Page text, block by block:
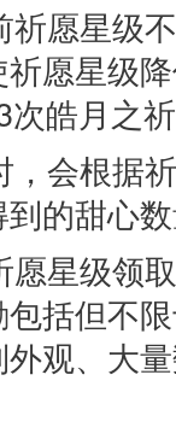
祈愿星级
愿星级
皓月之
，会根据
的甜心
愿星级领
括但不
观、大